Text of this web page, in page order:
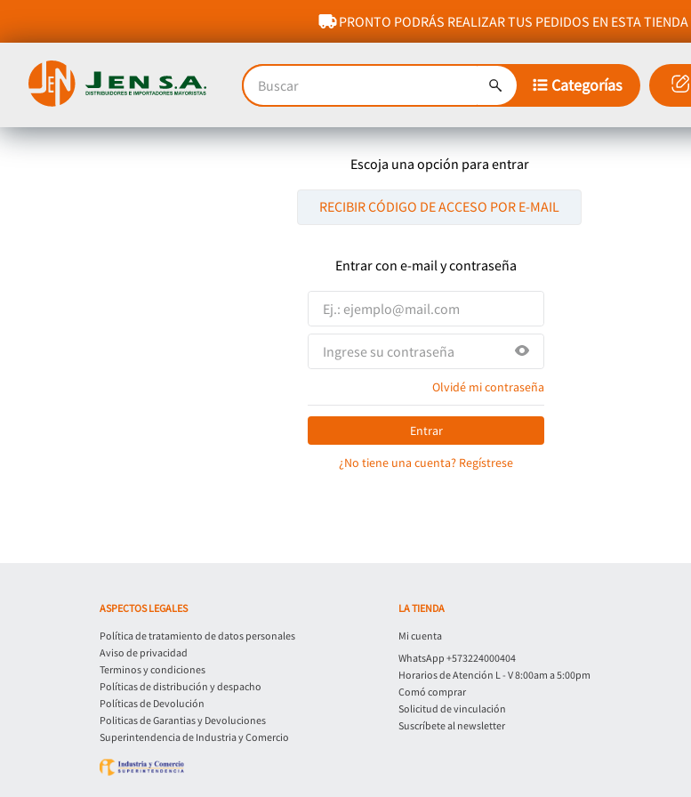
PRONTO PODRÁS REALIZAR TUS PEDIDOS EN ESTA TIENDA
Buscar
Categorías
Escoja una opción para entrar
RECIBIR CÓDIGO DE ACCESO POR E-MAIL
Entrar con e-mail y contraseña
Olvidé mi contraseña
Entrar
¿No tiene una cuenta? Regístrese
ASPECTOS LEGALES
Política de tratamiento de datos personales
Aviso de privacidad
Terminos y condiciones
Políticas de distribución y despacho
Políticas de Devolución
Politicas de Garantias y Devoluciones
Superintendencia de Industria y Comercio
LA TIENDA
Mi cuenta
WhatsApp +573224000404
Horarios de Atención L - V 8:00am a 5:00pm
Comó comprar
Solicitud de vinculación
Suscríbete al newsletter